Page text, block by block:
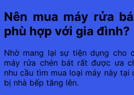
Nên mua máy rửa
phù hợp với gia đình?
Nhờ mang lại sự tiện dụng cho
máy rửa chén bát rất được ưa
nhu cầu tìm mua loại máy này tại
bị nhà bếp tăng lên.